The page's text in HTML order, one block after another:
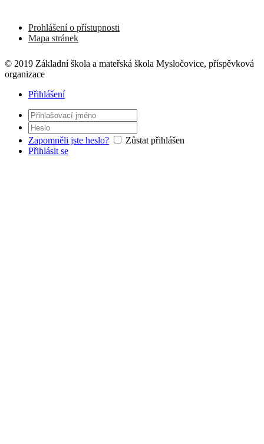
Prohlášení o přístupnosti
Mapa stránek
© 2019 Základní škola a mateřská škola Mysločovice, příspěvková
organizace
Přihlášení
Zapomněli jste heslo?
Zůstat přihlášen
Přihlásit se